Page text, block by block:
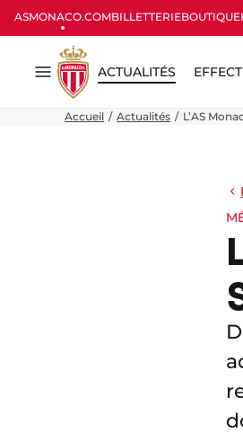
ASMONACO.COMBILLETTERIEBOUTIQUE
Menu
ACTUALITÉS
Accueil Actualités L’AS